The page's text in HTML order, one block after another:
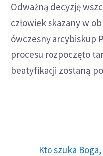
Odważną decyzję
człowiek skazany w
ówczesny arcybiskup
procesu rozpoczęto
beatyfikacji zostaną
Kto szuka